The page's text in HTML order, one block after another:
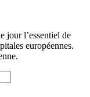
jour l’essentiel de
européennes.